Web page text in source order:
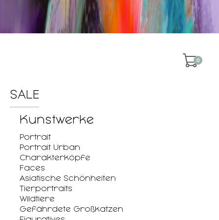
0
SALE
Kunstwerke
Portrait
Portrait Urban
Charakterköpfe
Faces
Asiatische Schönheiten
Tierportraits
Wildtiere
Gefährdete Großkatzen